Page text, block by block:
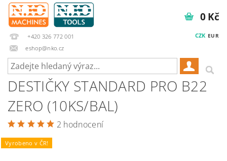
+420 326 772 001
eshop@nko.cz
CZK EUR
0 Kč
DESTIČKY STANDARD PRO B22
ZERO (10KS/BAL)
2 hodnocení
Vyrobeno v ČR!